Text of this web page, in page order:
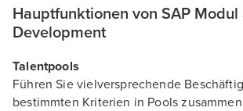
Hauptfunktionen von SAP Modul
Development
Talentpools
Führen Sie vielversprechende
bestimmten Kriterien in Pools